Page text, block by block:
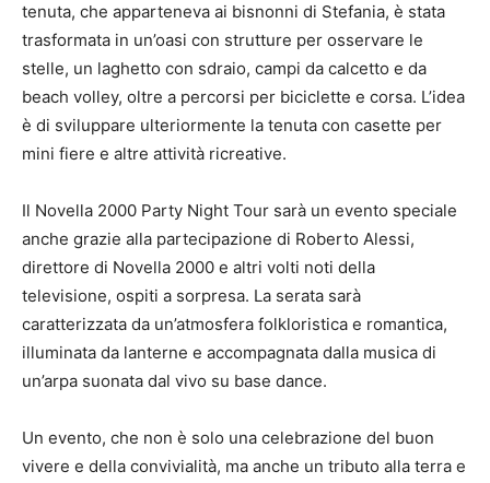
tenuta, che apparteneva ai bisnonni di Stefania, è stata
trasformata in un’oasi con strutture per osservare le
stelle, un laghetto con sdraio, campi da calcetto e da
beach volley, oltre a percorsi per biciclette e corsa. L’idea
è di sviluppare ulteriormente la tenuta con casette per
mini fiere e altre attività ricreative.
Il Novella 2000 Party Night Tour sarà un evento speciale
anche grazie alla partecipazione di Roberto Alessi,
direttore di Novella 2000 e altri volti noti della
televisione, ospiti a sorpresa. La serata sarà
caratterizzata da un’atmosfera folkloristica e romantica,
illuminata da lanterne e accompagnata dalla musica di
un’arpa suonata dal vivo su base dance.
Un evento, che non è solo una celebrazione del buon
vivere e della convivialità, ma anche un tributo alla terra e